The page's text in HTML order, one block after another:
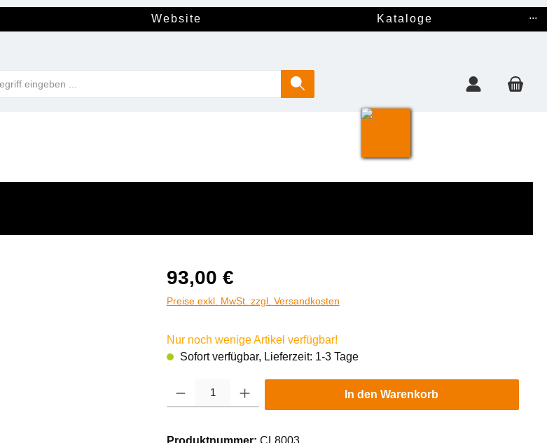
Website Kataloge ...
93,00 €
Preise exkl. MwSt. zzgl. Versandkosten
Nur noch wenige Artikel verfügbar!
Sofort verfügbar, Lieferzeit: 1-3 Tage
In den Warenkorb
Produktnummer: CL8003